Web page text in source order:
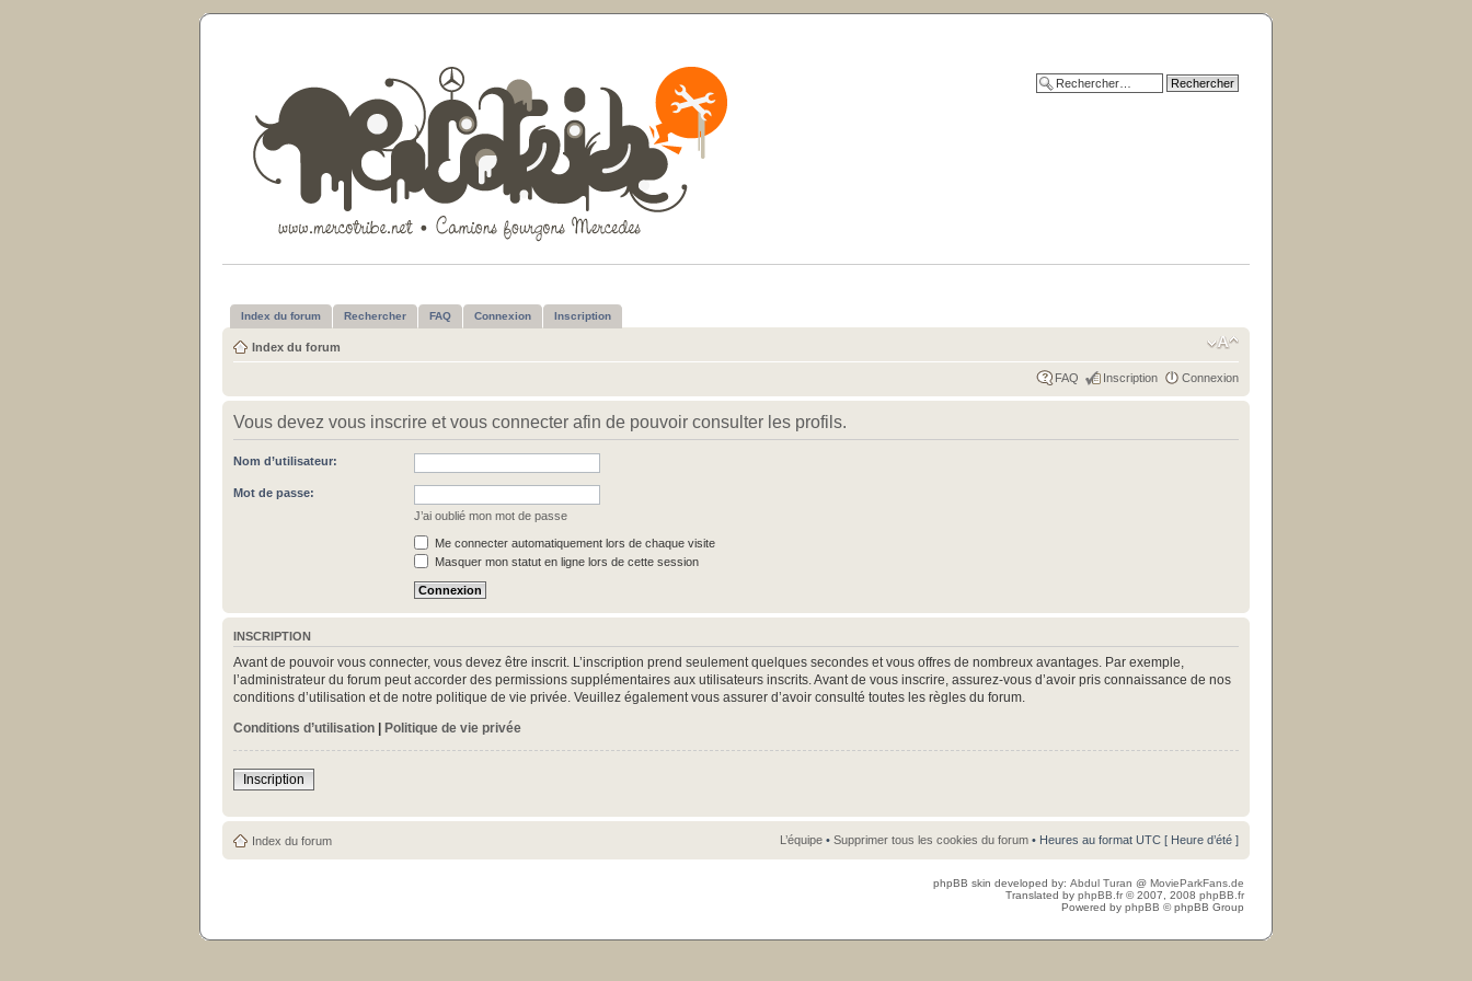
Index du forum Rechercher FAQ Connexion Inscription
Index du forum
FAQ Inscription Connexion
Vous devez vous inscrire et vous connecter afin de pouvoir consulter les profils.
Nom d’utilisateur:
Mot de passe:
J’ai oublié mon mot de passe
Me connecter automatiquement lors de chaque visite
Masquer mon statut en ligne lors de cette session
INSCRIPTION
Avant de pouvoir vous connecter, vous devez être inscrit. L’inscription prend seulement quelques secondes et vous offres de nombreux avantages. Par exemple,
l’administrateur du forum peut accorder des permissions supplémentaires aux utilisateurs inscrits. Avant de vous inscrire, assurez-vous d’avoir pris connaissance de nos
conditions d’utilisation et de notre politique de vie privée. Veuillez également vous assurer d’avoir consulté toutes les règles du forum.
Conditions d’utilisation | Politique de vie privée
Inscription
Index du forum L’équipe • Supprimer tous les cookies du forum • Heures au format UTC [ Heure d’été ]
phpBB skin developed by: Abdul Turan @ MovieParkFans.de
Translated by phpBB.fr © 2007, 2008 phpBB.fr
Powered by phpBB © phpBB Group